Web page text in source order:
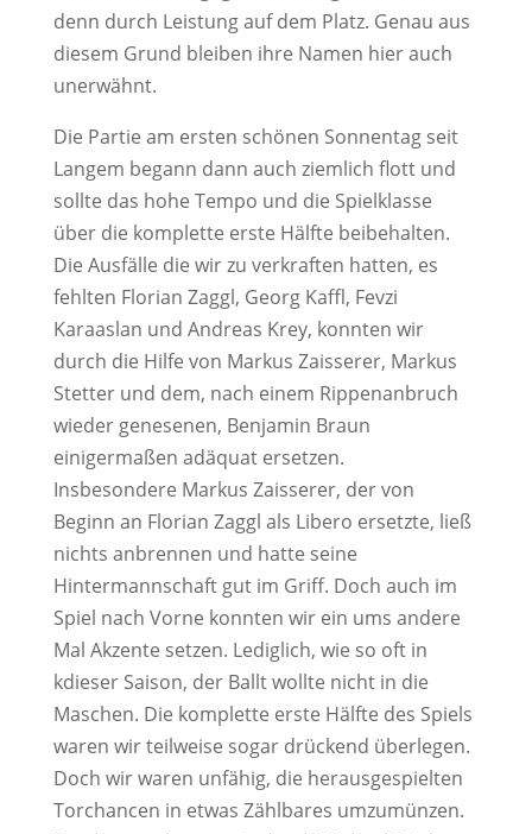
denn durch Leistung auf dem Platz. Genau aus
diesem Grund bleiben ihre Namen hier auch
unerwähnt.
Die Partie am ersten schönen Sonnentag seit
Langem begann dann auch ziemlich flott und
sollte das hohe Tempo und die Spielklasse
über die komplette erste Hälfte beibehalten.
Die Ausfälle die wir zu verkraften hatten, es
fehlten Florian Zaggl, Georg Kaffl, Fevzi
Karaaslan und Andreas Krey, konnten wir
durch die Hilfe von Markus Zaisserer, Markus
Stetter und dem, nach einem Rippenanbruch
wieder genesenen, Benjamin Braun
einigermaßen adäquat ersetzen.
Insbesondere Markus Zaisserer, der von
Beginn an Florian Zaggl als Libero ersetzte, ließ
nichts anbrennen und hatte seine
Hintermannschaft gut im Griff. Doch auch im
Spiel nach Vorne konnten wir ein ums andere
Mal Akzente setzen. Lediglich, wie so oft in
kdieser Saison, der Ballt wollte nicht in die
Maschen. Die komplette erste Hälfte des Spiels
waren wir teilweise sogar drückend überlegen.
Doch wir waren unfähig, die herausgespielten
Torchancen in etwas Zählbares umzumünzen.